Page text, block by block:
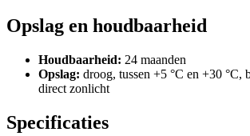
Opslag en houdbaarheid
Houdbaarheid: 24 maanden
Opslag: droog, tussen +5 °C en +30 °C,
direct zonlicht
Specificaties